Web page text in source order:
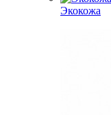
Экокожа